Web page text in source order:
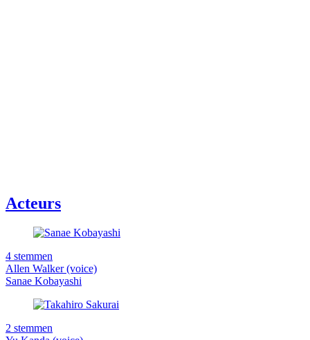
Acteurs
4 stemmen
Allen Walker (voice)
Sanae Kobayashi
2 stemmen